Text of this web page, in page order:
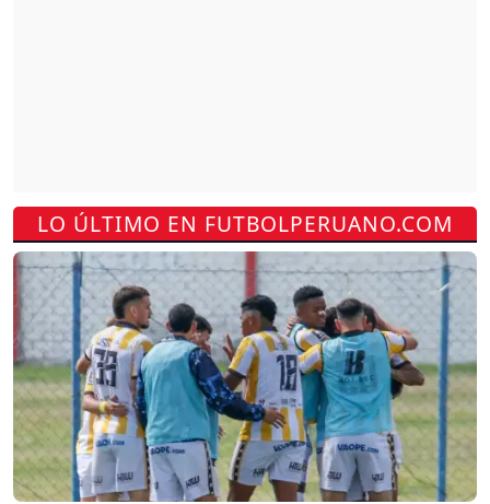
LO ÚLTIMO EN FUTBOLPERUANO.COM